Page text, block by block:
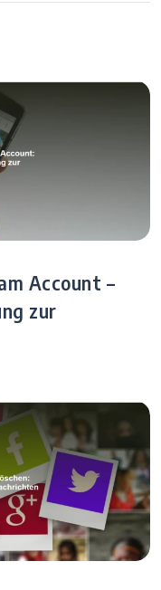
Account –
zur